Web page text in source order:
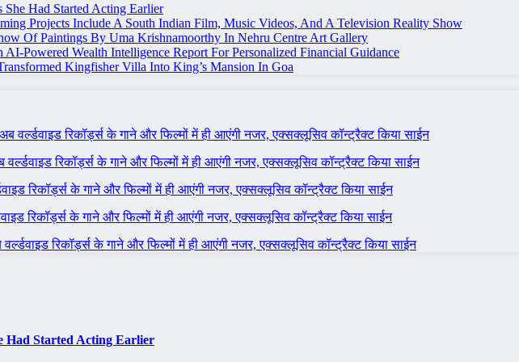
She Had Started Acting Earlier
Projects Include A South Indian Film, Music Videos, And A Television Reality Show
Of Paintings By Uma Krishnamoorthy In Nehru Centre Art Gallery
Powered Wealth Intelligence Report For Personalized Financial Guidance
Kingfisher Villa Into King’s Mansion In Goa
अब वर्ल्डवाइड रिकॉर्ड्स के गाने और फिल्मों में ही आएंगी नजर, एक्सक्लूसिव कॉन्ट्रैक्ट किया साईन
वर्ल्डवाइड रिकॉर्ड्स के गाने और फिल्मों में ही आएंगी नजर, एक्सक्लूसिव कॉन्ट्रैक्ट किया साईन
रिकॉर्ड्स के गाने और फिल्मों में ही आएंगी नजर, एक्सक्लूसिव कॉन्ट्रैक्ट किया साईन
रिकॉर्ड्स के गाने और फिल्मों में ही आएंगी नजर, एक्सक्लूसिव कॉन्ट्रैक्ट किया साईन
वर्ल्डवाइड रिकॉर्ड्स के गाने और फिल्मों में ही आएंगी नजर, एक्सक्लूसिव कॉन्ट्रैक्ट किया साईन
Had Started Acting Earlier